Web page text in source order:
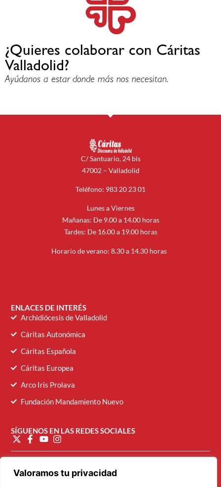
Valoramos tu privacidad
¿Quieres colaborar con Cáritas
Valladolid?
Ayúdanos a estar donde más nos necesitan.
C/ Santuario, 24 bis
47002 – Valladolid
Teléfono: 983 20 23 01
Lunes a Viernes
Mañanas: De 9.00 a 14.00 horas
Tardes: De 16.00 a 19.00 horas
Horario de verano: 8.30 a 14.30 horas
ENLACES DE INTERÉS
Archidiócesis de Valladolid
Cáritas Autonómica
Cáritas Española
Cáritas Europea
Arco Iris Prolava
Fundación Mandamiento Nuevo
SÍGUENOS EN LAS REDES SOCIALES